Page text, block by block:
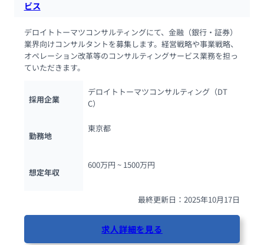
ビス
デロイトトーマツコンサルティングにて、金融（銀行・証券）
業界向けコンサルタントを募集します。経営戦略や事業戦略、
オペレーション改革等のコンサルティングサービス業務を担っ
ていただきます。
採用企業
デロイトトーマツコンサルティング（DT
C）
勤務地
東京都
想定年収
600万円 ~ 1500万円
最終更新日：2025年10月17日
求人詳細を見る